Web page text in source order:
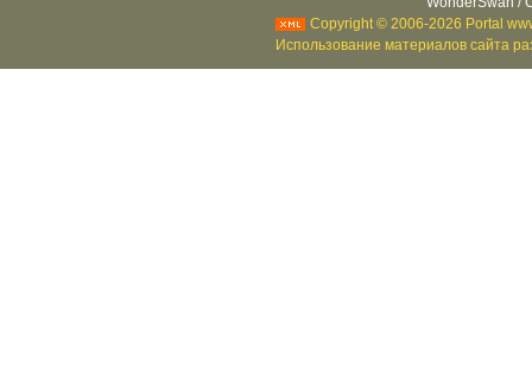
Copyright © 2006-2026 Portal
Использование материалов сайта